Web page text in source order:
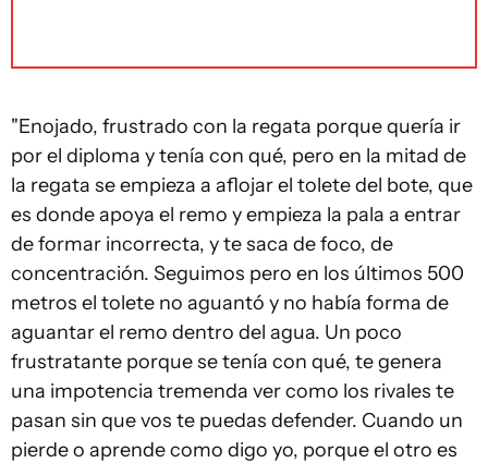
"Enojado, frustrado con la regata porque quería ir
por el diploma y tenía con qué, pero en la mitad de
la regata se empieza a aflojar el tolete del bote, que
es donde apoya el remo y empieza la pala a entrar
de formar incorrecta, y te saca de foco, de
concentración. Seguimos pero en los últimos 500
metros el tolete no aguantó y no había forma de
aguantar el remo dentro del agua. Un poco
frustratante porque se tenía con qué, te genera
una impotencia tremenda ver como los rivales te
pasan sin que vos te puedas defender. Cuando un
pierde o aprende como digo yo, porque el otro es